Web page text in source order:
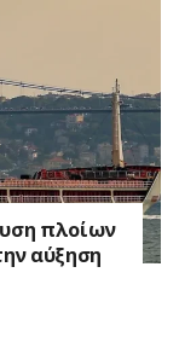
πλοίων
αύξηση